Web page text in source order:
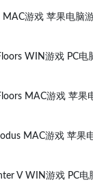
游戏 苹果电脑
WIN游戏 PC电
MAC游戏 苹果
MAC游戏 苹果
V WIN游戏 PC电